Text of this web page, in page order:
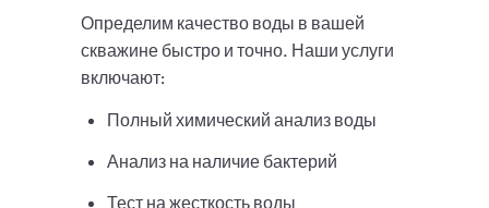
Определим качество воды в вашей
скважине быстро и точно. Наши услуги
включают:
Полный химический анализ воды
Анализ на наличие бактерий
Тест на жесткость воды